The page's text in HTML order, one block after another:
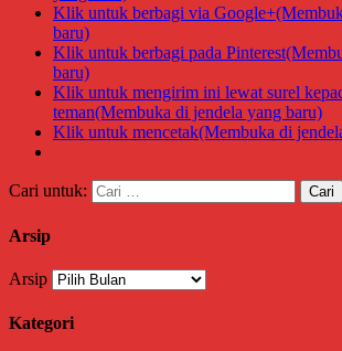
Klik untuk berbagi via
baru)
Klik untuk berbagi pada
baru)
Klik untuk mengirim ini lewat surel
teman(Membuka di jendela yang baru)
Klik untuk mencetak(Membuka di
Cari untuk:
Arsip
Arsip
Kategori